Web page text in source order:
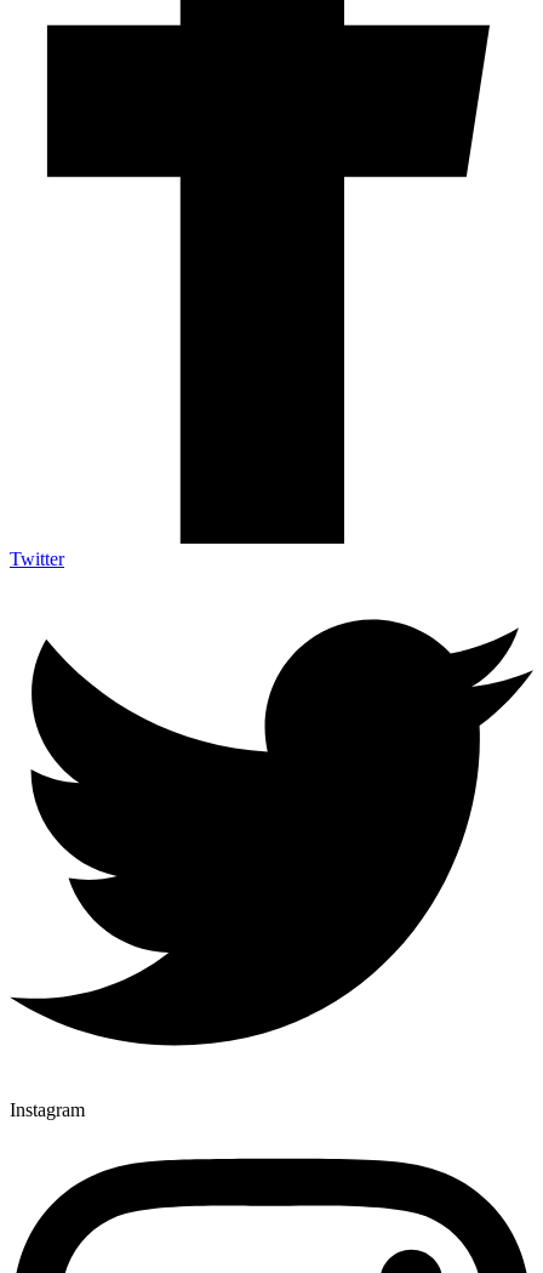
Twitter
Instagram